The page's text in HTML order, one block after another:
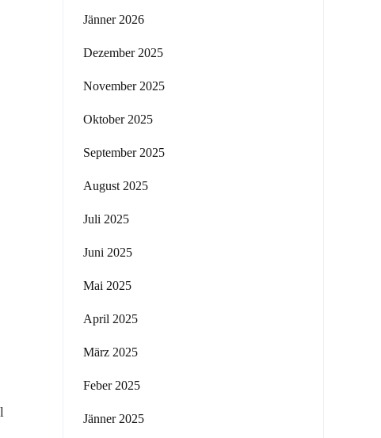
Jänner 2026
Dezember 2025
November 2025
Oktober 2025
September 2025
August 2025
Juli 2025
Juni 2025
Mai 2025
April 2025
März 2025
Feber 2025
Jänner 2025